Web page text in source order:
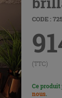
CODE :
(TTC)
Ce produit
nous.